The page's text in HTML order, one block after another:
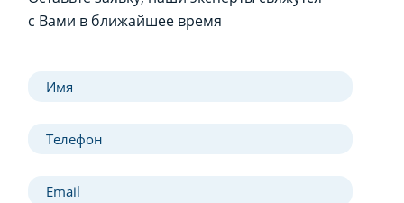
с Вами в ближайшее время